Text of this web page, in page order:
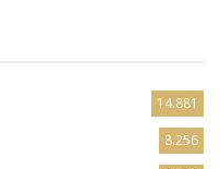
14.881
8.256